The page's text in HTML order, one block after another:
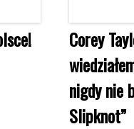
Corey
nigdy nie
Slipknot”